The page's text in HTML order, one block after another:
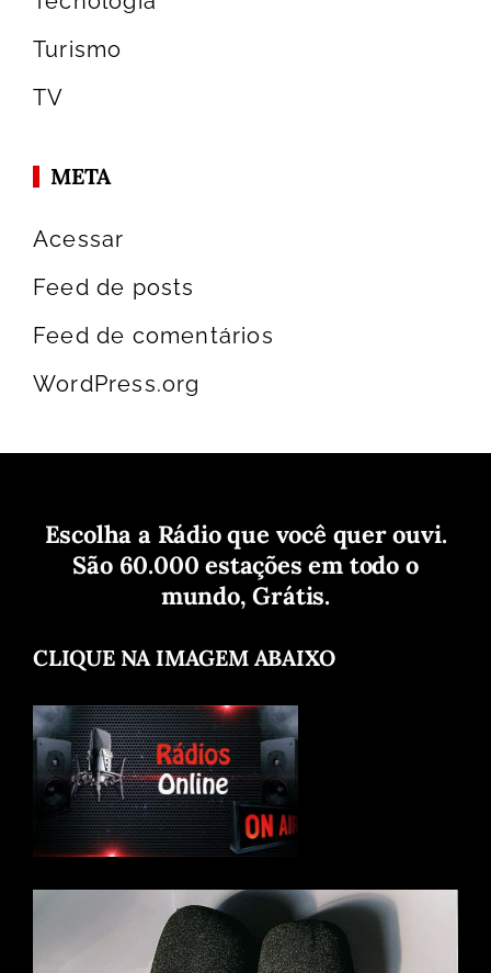
Turismo
TV
META
Acessar
Feed de posts
Feed de comentários
WordPress.org
Escolha a Rádio que você quer ouvi.
São 60.000 estações em todo o
mundo, Grátis.
CLIQUE NA IMAGEM ABAIXO